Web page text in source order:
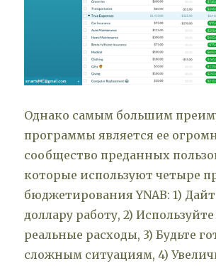
Однако самым большим
программы является ее
сообщество преданных
которые используют четыре
бюджетирования YNAB: 1)
доллару работу, 2)
реальные расходы, 3) Будьте
сложным ситуациям, 4)